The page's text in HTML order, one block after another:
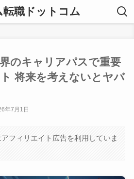
転職ドットコム
のキャリアパスで重要
将来を考えないとヤバ
年7月1日
アフィリエイト広告を利用していま